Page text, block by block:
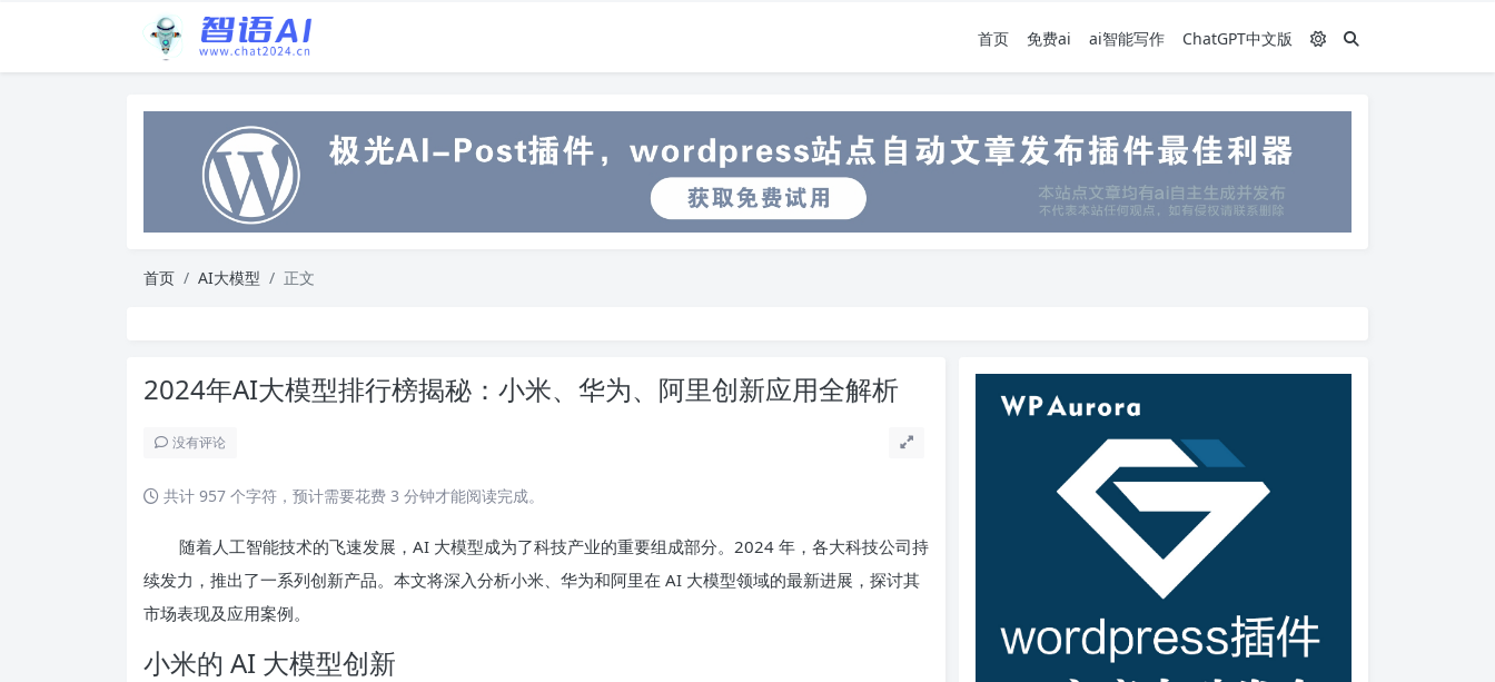
首页 免费ai ai智能写作 ChatGPT中文版
首页 AI大模型 正文
2024年AI大模型排行榜揭秘：小米、华为、阿里创新应用全解析
没有评论
共计 957 个字符，预计需要花费 3 分钟才能阅读完成。
随着人工智能技术的飞速发展，AI 大模型成为了科技产业的重要组成部分。2024 年，各大科技公司持
续发力，推出了一系列创新产品。本文将深入分析小米、华为和阿里在 AI 大模型领域的最新进展，探讨其
市场表现及应用案例。
小米的 AI 大模型创新